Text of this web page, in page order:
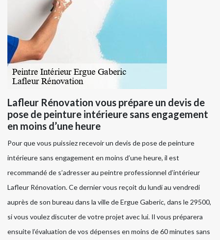
Lafleur Rénovation vous prépare un devis de
pose de peinture intérieure sans engagement
en moins d’une heure
Pour que vous puissiez recevoir un devis de pose de peinture
intérieure sans engagement en moins d’une heure, il est
recommandé de s’adresser au peintre professionnel d’intérieur
Lafleur Rénovation. Ce dernier vous reçoit du lundi au vendredi
auprès de son bureau dans la ville de Ergue Gaberic, dans le 29500,
si vous voulez discuter de votre projet avec lui. Il vous préparera
ensuite l’évaluation de vos dépenses en moins de 60 minutes sans